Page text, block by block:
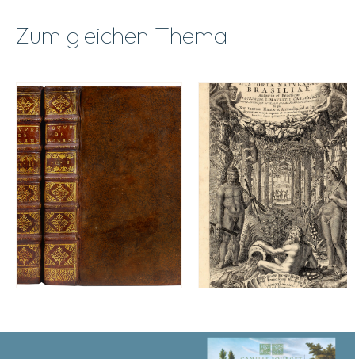
Zum gleichen Thema